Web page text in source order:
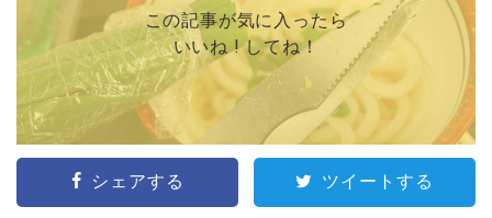
この記事が気に入ったら
いいね ! してね！
シェアする ツイートする